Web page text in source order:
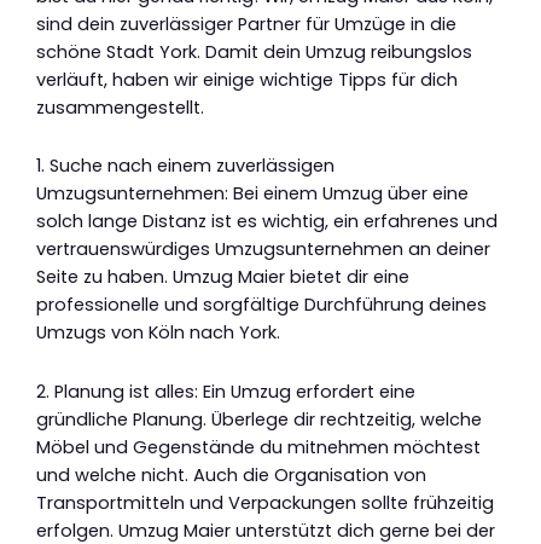
sind dein zuverlässiger Partner für Umzüge in die
schöne Stadt York. Damit dein Umzug reibungslos
verläuft, haben wir einige wichtige Tipps für dich
zusammengestellt.
1. Suche nach einem zuverlässigen
Umzugsunternehmen: Bei einem Umzug über eine
solch lange Distanz ist es wichtig, ein erfahrenes und
vertrauenswürdiges Umzugsunternehmen an deiner
Seite zu haben. Umzug Maier bietet dir eine
professionelle und sorgfältige Durchführung deines
Umzugs von Köln nach York.
2. Planung ist alles: Ein Umzug erfordert eine
gründliche Planung. Überlege dir rechtzeitig, welche
Möbel und Gegenstände du mitnehmen möchtest
und welche nicht. Auch die Organisation von
Transportmitteln und Verpackungen sollte frühzeitig
erfolgen. Umzug Maier unterstützt dich gerne bei der